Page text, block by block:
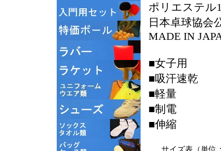
ポリエステル
日本卓球協会
MADE IN
■女子用
■吸汗速乾
■軽量
■制電
■伸縮
サイズ表（単位